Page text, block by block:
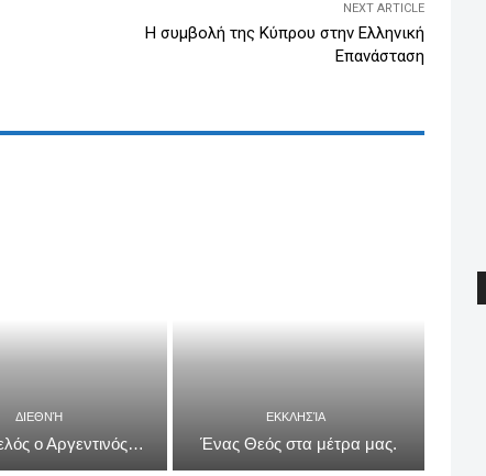
NEXT ARTICLE
Η συμβολή της Κύπρου στην Ελληνική
Επανάσταση
ΔΙΕΘΝΉ
ο Αργεντινός…
ΕΚΚΛΗΣΊΑ
Ένας Θεός στα μέτρα μας.